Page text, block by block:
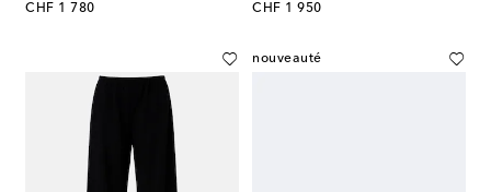
CHF 1 780
original price
CHF 1 950
original price
nouveauté